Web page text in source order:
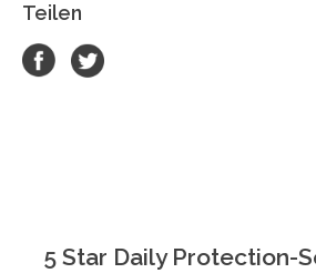
Teilen
5 Star Daily Protection-